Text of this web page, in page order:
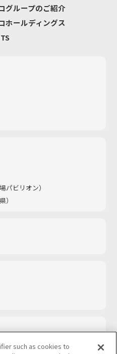
グループのご紹介
ホールディングス
パビリオン）​
）
such as cookies to